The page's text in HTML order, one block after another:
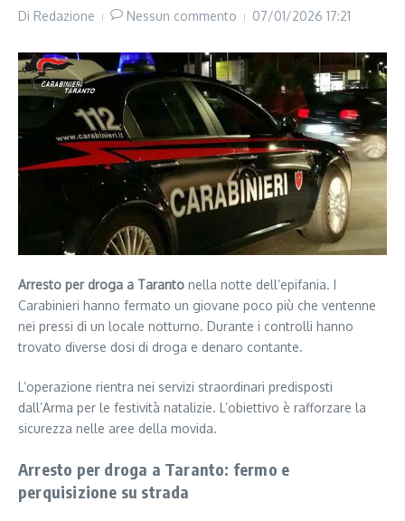
Di Redazione Nessun commento 07/01/2026 17:21
Arresto per droga a Taranto nella notte dell’epifania. I
Carabinieri hanno fermato un giovane poco più che ventenne
nei pressi di un locale notturno. Durante i controlli hanno
trovato diverse dosi di droga e denaro contante.
L’operazione rientra nei servizi straordinari predisposti
dall’Arma per le festività natalizie. L’obiettivo è rafforzare la
sicurezza nelle aree della movida.
Arresto per droga a Taranto: fermo e
perquisizione su strada